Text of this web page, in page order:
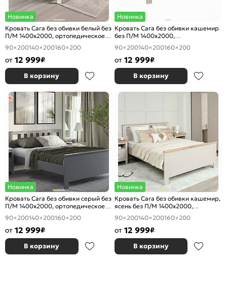
Новинка
Кровать Сага без обивки белый без
П/М 1400x2000, ортопедическое
основание, изголовье жесткое
90×200140×200160×200
от 12 999₽
В корзину
Новинка
Кровать Сага без обивки кашемир
без П/М 1400x2000,
ортопедическое основание,
изголовье жесткое
90×200140×200160×200
от 12 999₽
В корзину
Новинка
Кровать Сага без обивки серый без
П/М 1400x2000, ортопедическое
основание, изголовье жесткое
90×200140×200160×200
от 12 999₽
В корзину
Новинка
Кровать Сага без обивки кашемир,
ясень без П/М 1400x2000,
ортопедическое основание,
изголовье жесткое
90×200140×200160×200
от 12 999₽
В корзину